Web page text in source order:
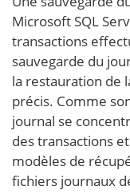
Microsoft SQL
transactions
sauvegarde du
la restauration de
précis. Comme
journal se
des transactions
modèles de
fichiers journaux